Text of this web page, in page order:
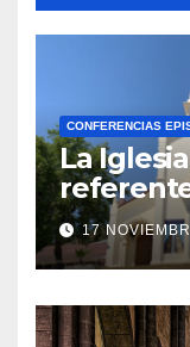
CONFERENCIAS
La
gracias
17